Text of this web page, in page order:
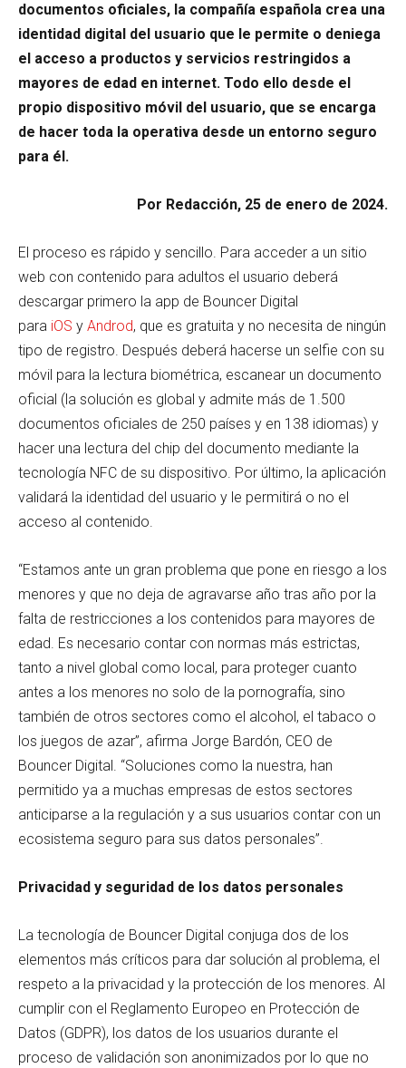
documentos oficiales, la compañía española crea una
identidad digital del usuario que le permite o deniega
el acceso a productos y servicios restringidos a
mayores de edad en internet. Todo ello desde el
propio dispositivo móvil del usuario, que se encarga
de hacer toda la operativa desde un entorno seguro
para él.
Por Redacción, 25 de enero de 2024.
El proceso es rápido y sencillo. Para acceder a un sitio
web con contenido para adultos el usuario deberá
descargar primero la app de Bouncer Digital
para iOS y Androd, que es gratuita y no necesita de ningún
tipo de registro. Después deberá hacerse un selfie con su
móvil para la lectura biométrica, escanear un documento
oficial (la solución es global y admite más de 1.500
documentos oficiales de 250 países y en 138 idiomas) y
hacer una lectura del chip del documento mediante la
tecnología NFC de su dispositivo. Por último, la aplicación
validará la identidad del usuario y le permitirá o no el
acceso al contenido.
“Estamos ante un gran problema que pone en riesgo a los
menores y que no deja de agravarse año tras año por la
falta de restricciones a los contenidos para mayores de
edad. Es necesario contar con normas más estrictas,
tanto a nivel global como local, para proteger cuanto
antes a los menores no solo de la pornografía, sino
también de otros sectores como el alcohol, el tabaco o
los juegos de azar”, afirma Jorge Bardón, CEO de
Bouncer Digital. “Soluciones como la nuestra, han
permitido ya a muchas empresas de estos sectores
anticiparse a la regulación y a sus usuarios contar con un
ecosistema seguro para sus datos personales”.
Privacidad y seguridad de los datos personales
La tecnología de Bouncer Digital conjuga dos de los
elementos más críticos para dar solución al problema, el
respeto a la privacidad y la protección de los menores. Al
cumplir con el Reglamento Europeo en Protección de
Datos (GDPR), los datos de los usuarios durante el
proceso de validación son anonimizados por lo que no